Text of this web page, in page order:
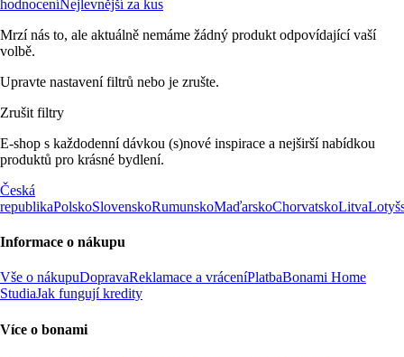
hodnoceníNejlevnější za kus
Mrzí nás to, ale aktuálně nemáme žádný produkt odpovídající vaší
volbě.
Upravte nastavení filtrů nebo je zrušte.
Zrušit filtry
E-shop s každodenní dávkou (s)nové inspirace a nejširší nabídkou
produktů pro krásné bydlení.
Česká
republikaPolskoSlovenskoRumunskoMaďarskoChorvatskoLitva
Informace o nákupu
Vše o nákupuDopravaReklamace a vráceníPlatbaBonami Home
StudiaJak fungují kredity
Více o bonami